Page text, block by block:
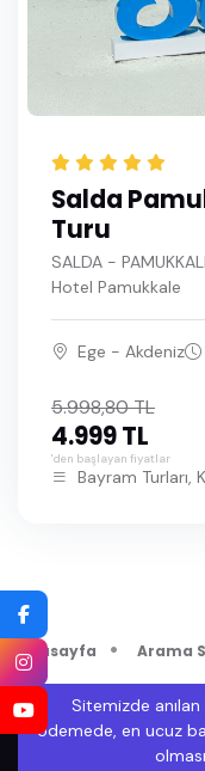
Temmuz
Ağustos
Eylül 2027
Ekim
Kasım
Ocak
Şubat
Mart 2028
Temmuz
Salda
Turu
SALDA -
Hotel Pamukkale
Ege - Akdeniz
5.998,80 TL
4.999 TL
'den başlayan fiyatlar
Bayram Turları,
Anasayfa Arama
Sitemizde
ödemede, en ucuz